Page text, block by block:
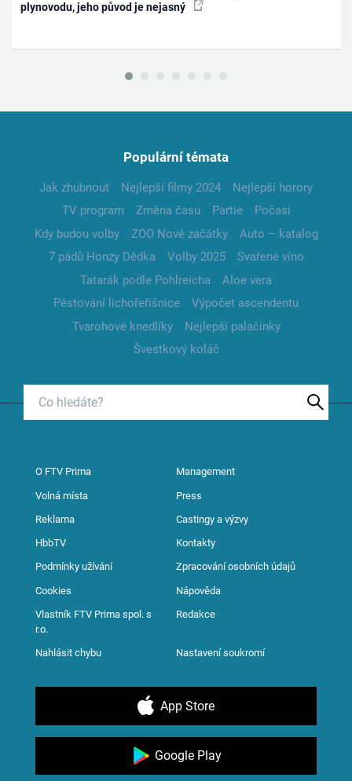
plynovodu, jeho původ je nejasný
Populární témata
Jak zhubnout Nejlepší filmy 2024
Nejlepší horory
TV program
Změna času Partie
Počasí
Kdy budou volby
ZOO Nové začátky
Auto – katalog
7 pádů Honzy Dědka
Volby 2025
Svařené víno
Tatarák podle Pohlreicha
Aloe vera
Pěstování lichořeřišnice
Výpočet ascendentu
Tvarohové knedlíky
Nejlepší palačinky
Švestkový koláč
O FTV Prima Management
Volná místa Press
Reklama Castingy a výzvy
HbbTV Kontakty
Podmínky užívání Zpracování osobních údajů
Cookies Nápověda
Vlastník FTV Prima spol. s
r.o.
Redakce
Nahlásit chybu Nastavení soukromí
App Store
Google Play